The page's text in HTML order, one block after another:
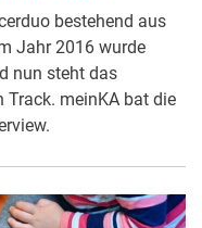
bestehend aus
Jahr 2016 wurde
nun steht das
Track. meinKA bat die